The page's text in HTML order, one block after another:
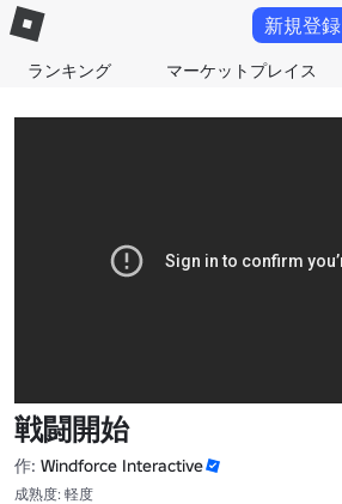
ランキング マーケットプレイス
新規登録
戦闘開始
作: Windforce Interactive
成熟度: 軽度